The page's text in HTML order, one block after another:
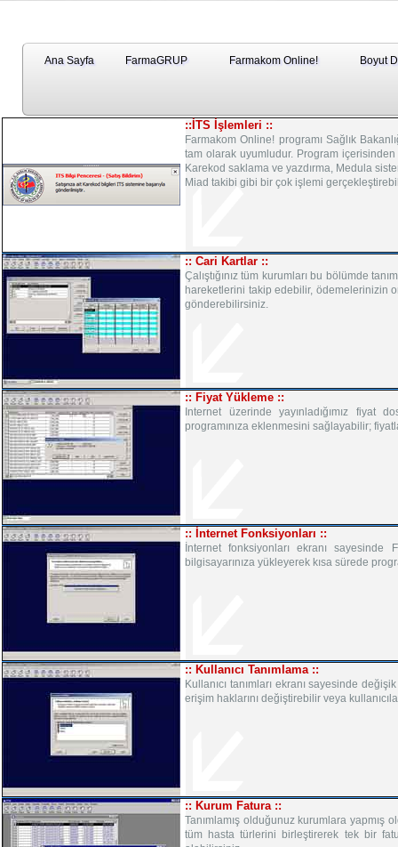
Ana Sayfa FarmaGRUP Farmakom Online! Boyut
::İTS İşlemleri ::
Farmakom Online! programı Sağlık
tam olarak uyumludur. Program
Karekod saklama ve yazdırma, Medula
Miad takibi gibi bir çok işlemi
:: Cari Kartlar ::
Çalıştığınız tüm kurumları bu bölümde
hareketlerini takip edebilir, ödemelerinizin
gönderebilirsiniz.
:: Fiyat Yükleme ::
Internet üzerinde yayınladığımız fiyat
programınıza eklenmesini sağlayabilir;
:: İnternet Fonksiyonları ::
İnternet fonksiyonları ekranı
bilgisayarınıza yükleyerek kısa sürede
:: Kullanıcı Tanımlama ::
Kullanıcı tanımları ekranı sayesinde
erişim haklarını değiştirebilir veya
:: Kurum Fatura ::
Tanımlamış olduğunuz kurumlara yapmış
tüm hasta türlerini birleştirerek tek bir